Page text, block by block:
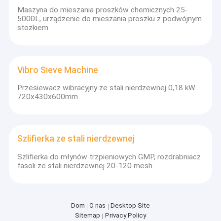
Suszarka wirowa
Maszyna do mieszania proszków chemicznych 25-
5000L, urządzenie do mieszania proszku z podwójnym
stożkiem
Vibro Sieve Machine
Przesiewacz wibracyjny ze stali nierdzewnej 0,18 kW
720x430x600mm
Szlifierka ze stali nierdzewnej
Szlifierka do młynów trzpieniowych GMP, rozdrabniacz
fasoli ze stali nierdzewnej 20-120 mesh
Dom O nas
Desktop Site
Sitemap
Privacy Policy